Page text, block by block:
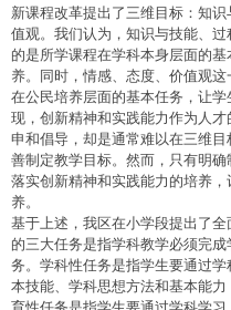
新课程改革提出了三维目标：知
值观。我们认为，知识与技能、
的是所学课程在学科本身层面的
养。同时，情感、态度、价值观
在公民培养层面的基本任务，让
现，创新精神和实践能力作为人
申和倡导，却是通常难以在三维
善制定教学目标。然而，只有明
落实创新精神和实践能力的培养
养。
基于上述，我区在小学段提出了
的三大任务是指学科教学必须完
务。学科性任务是指学生要通过
本技能、学科思想方法和基本能